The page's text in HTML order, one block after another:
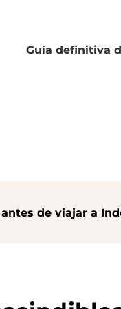
Guía definitiva
de viajar a